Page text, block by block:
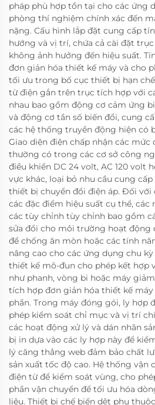
pháp phù hợp tồn tại cho các ứng
phòng thí nghiệm chính xác đến
nặng. Cấu hình lắp đặt cung cấp
hướng và vị trí, chứa cả cài đặt
không ảnh hưởng đến hiệu suất.
đơn giản hóa thiết kế máy và cho
tối ưu trong bố cục thiết bị hạn
từ điện gắn trên trục tích hợp với
nhau bao gồm động cơ cảm ứng
và động cơ tần số biến đổi, cung
các hệ thống truyền động hiện có
Giao diện điện chấp nhận các mức
thường có trong các cơ sở công
điều khiển DC 24 volt, AC 120 volt
vực khác, loại bỏ nhu cầu cung
thiết bị chuyển đổi điện áp. Đối với
các đặc điểm hiệu suất cụ thể, các
các tùy chỉnh tùy chỉnh bao gồm
sửa đổi cho môi trường hoạt động
để chống ăn mòn hoặc các tính
nâng cao cho các ứng dụng chu
thiết kế mô-đun cho phép kết hợp
như phanh, vòng bi hoặc máy
tích hợp đơn giản hóa thiết kế
phần. Trong máy đóng gói, ly hợp
phép kiểm soát chỉ mục và vị trí
các hoạt động xử lý và dán nhãn
bị in dựa vào các ly hợp này để
lý căng thẳng web đảm bảo chất
sản xuất tốc độ cao. Hệ thống vận
điện từ để kiểm soát vùng, cho
phần vận chuyển để tối ưu hóa
liệu. Thiết bị chế biến dệt phụ